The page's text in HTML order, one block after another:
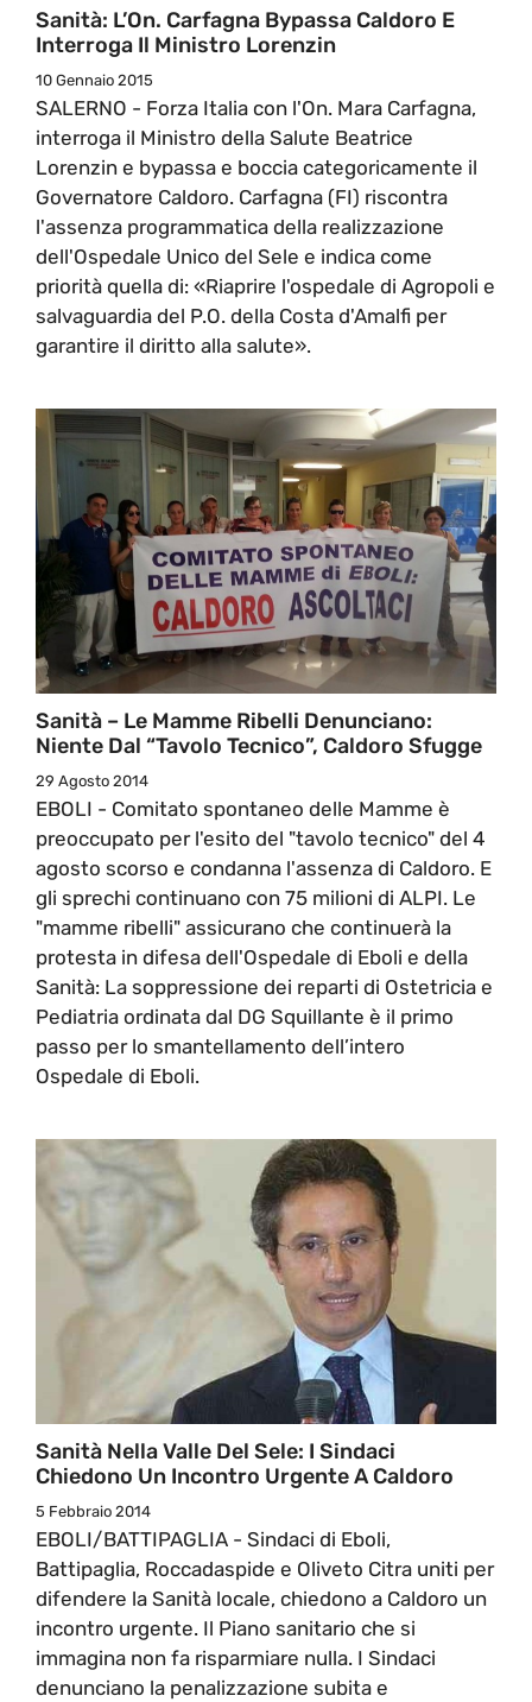
Sanità: L’On. Carfagna Bypassa Caldoro E
Interroga Il Ministro Lorenzin
10 Gennaio 2015
SALERNO - Forza Italia con l'On. Mara Carfagna,
interroga il Ministro della Salute Beatrice
Lorenzin e bypassa e boccia categoricamente il
Governatore Caldoro. Carfagna (FI) riscontra
l'assenza programmatica della realizzazione
dell'Ospedale Unico del Sele e indica come
priorità quella di: «Riaprire l'ospedale di Agropoli e
salvaguardia del P.O. della Costa d'Amalfi per
garantire il diritto alla salute».
Sanità – Le Mamme Ribelli Denunciano:
Niente Dal “Tavolo Tecnico”, Caldoro Sfugge
29 Agosto 2014
EBOLI - Comitato spontaneo delle Mamme è
preoccupato per l'esito del "tavolo tecnico" del 4
agosto scorso e condanna l'assenza di Caldoro. E
gli sprechi continuano con 75 milioni di ALPI. Le
"mamme ribelli" assicurano che continuerà la
protesta in difesa dell'Ospedale di Eboli e della
Sanità: La soppressione dei reparti di Ostetricia e
Pediatria ordinata dal DG Squillante è il primo
passo per lo smantellamento dell’intero
Ospedale di Eboli.
Sanità Nella Valle Del Sele: I Sindaci
Chiedono Un Incontro Urgente A Caldoro
5 Febbraio 2014
EBOLI/BATTIPAGLIA - Sindaci di Eboli,
Battipaglia, Roccadaspide e Oliveto Citra uniti per
difendere la Sanità locale, chiedono a Caldoro un
incontro urgente. Il Piano sanitario che si
immagina non fa risparmiare nulla. I Sindaci
denunciano la penalizzazione subita e